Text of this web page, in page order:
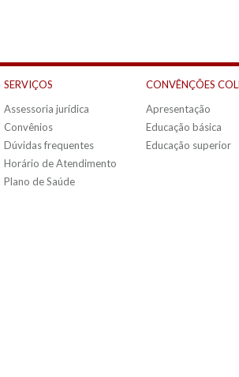
SERVIÇOS
Assessoria jurídica
Convênios
Dúvidas frequentes
Horário de Atendimento
Plano de Saúde
CONVÊNÇÕES
Apresentação
Educação básica
Educação superior